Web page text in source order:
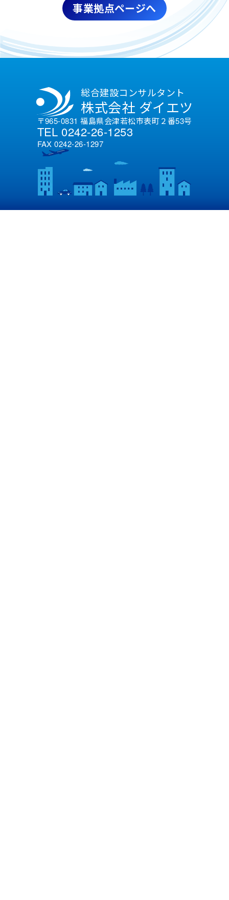
事業拠点ページへ
総合建設コンサルタント
株式会社 ダイエツ
〒965-0831 福島県会津若松市表町２番53号
TEL 0242-26-1253
FAX 0242-26-1297